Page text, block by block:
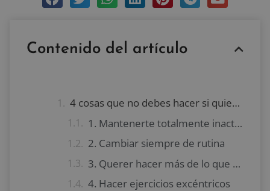
Contenido del artículo
4 cosas que no debes hacer si quieres músculos sanos
1. Mantenerte totalmente inactivo
2. Cambiar siempre de rutina
3. Querer hacer más de lo que puedes
4. Hacer ejercicios excéntricos